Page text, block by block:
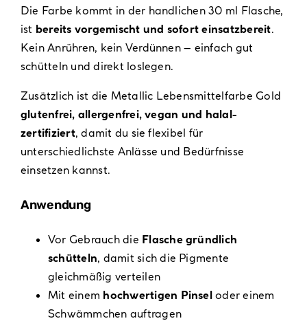
Die Farbe kommt in der handlichen 30 ml Flasche,
ist bereits vorgemischt und sofort einsatzbereit.
Kein Anrühren, kein Verdünnen – einfach gut
schütteln und direkt loslegen.
Zusätzlich ist die Metallic Lebensmittelfarbe Gold
glutenfrei, allergenfrei, vegan und halal-
zertifiziert, damit du sie flexibel für
unterschiedlichste Anlässe und Bedürfnisse
einsetzen kannst.
Anwendung
Vor Gebrauch die Flasche gründlich
schütteln, damit sich die Pigmente
gleichmäßig verteilen
Mit einem hochwertigen Pinseloder einem
Schwämmchen auftragen